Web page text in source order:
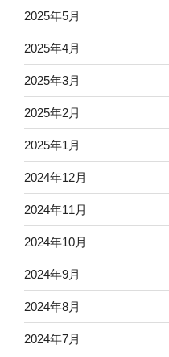
2025年5月
2025年4月
2025年3月
2025年2月
2025年1月
2024年12月
2024年11月
2024年10月
2024年9月
2024年8月
2024年7月